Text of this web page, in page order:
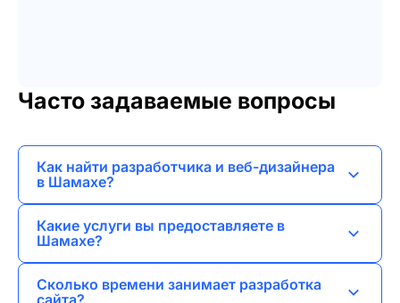
Часто задаваемые вопросы
Как найти разработчика и веб-дизайнера
в Шамахе?
веб-дизайнер, готовый создать уникальные
требованиям вашего бизнеса.
Какие услуги вы предоставляете в
Шамахе?
лендингов, корпоративных сайтов, интернет-
Сколько времени занимает разработка
сайта?